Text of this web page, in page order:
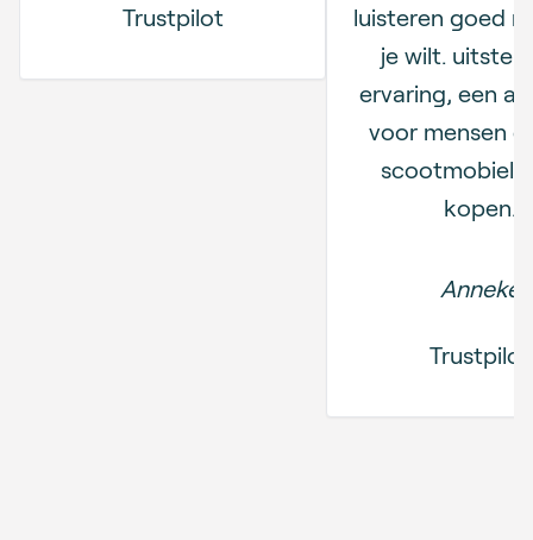
Trustpilot
luisteren goed
je wilt.
ervaring, een
voor mensen
scootmobiel
kopen.
Anneke
Trustpilot